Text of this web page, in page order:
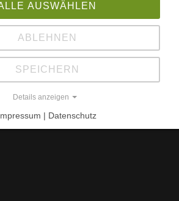
AUSWÄHLEN
ABLEHNEN
SPEICHERN
Details anzeigen
| Datenschutz